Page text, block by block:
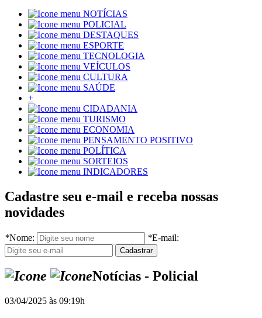
NOTÍCIAS
POLICIAL
DESTAQUES
ESPORTE
TECNOLOGIA
VEÍCULOS
CULTURA
SAÚDE
+
CIDADANIA
TURISMO
ECONOMIA
PENSAMENTO POSITIVO
POLÍTICA
SORTEIOS
INDICADORES
Cadastre seu e-mail e receba nossas
novidades
*Nome: *E-mail:
Notícias - Policial
03/04/2025 às 09:19h